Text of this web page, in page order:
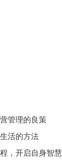
管理的良策
活的方法
，开启自身智慧